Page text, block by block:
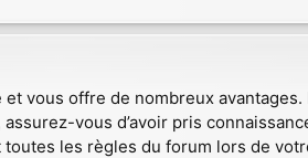
vous offre de nombreux
vous d’avoir pris
les règles du forum lors de